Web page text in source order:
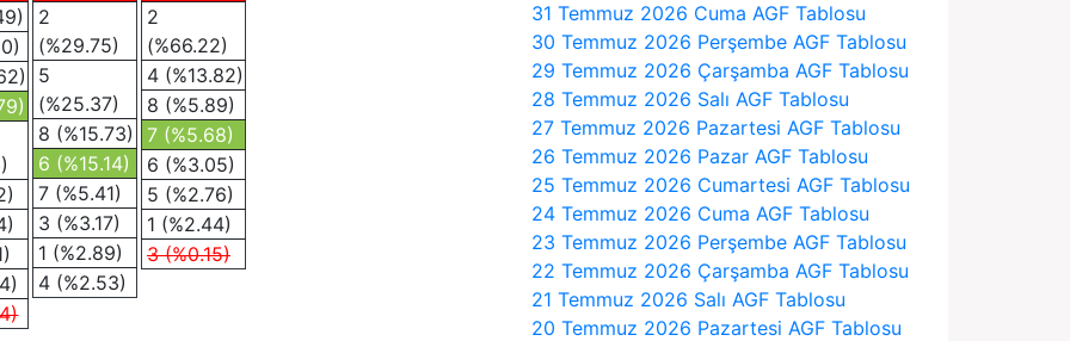
2
(%29.75)
5
(%25.37)
8 (%15.73)
6 (%15.14)
7 (%5.41)
3 (%3.17)
1 (%2.89)
4 (%2.53)
2
(%66.22)
4 (%13.82)
8 (%5.89)
7 (%5.68)
6 (%3.05)
5 (%2.76)
1 (%2.44)
3 (%0.15)
31 Temmuz 2026 Cuma AGF Tablosu
30 Temmuz 2026 Perşembe AGF Tablosu
29 Temmuz 2026 Çarşamba AGF Tablosu
28 Temmuz 2026 Salı AGF Tablosu
27 Temmuz 2026 Pazartesi AGF Tablosu
26 Temmuz 2026 Pazar AGF Tablosu
25 Temmuz 2026 Cumartesi AGF Tablosu
24 Temmuz 2026 Cuma AGF Tablosu
23 Temmuz 2026 Perşembe AGF Tablosu
22 Temmuz 2026 Çarşamba AGF Tablosu
21 Temmuz 2026 Salı AGF Tablosu
20 Temmuz 2026 Pazartesi AGF Tablosu